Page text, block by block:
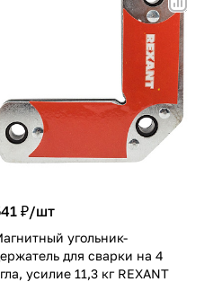
₽/шт
угольник-
для сварки на 4
усилие 11,3 кг REXANT